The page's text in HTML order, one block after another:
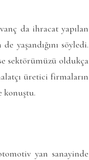
da ihracat yapılan
yaşandığını söyledi.
sektörümüzü oldukça
üretici firmaların
konuştu.
yan sanayinde